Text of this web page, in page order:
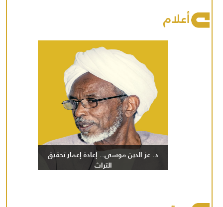
أعلام
د. عز الدين موسى.. إعادة إعمار تحقيق
التراث